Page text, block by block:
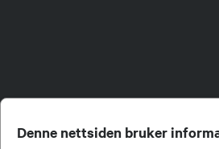
Denne nettsiden bruker